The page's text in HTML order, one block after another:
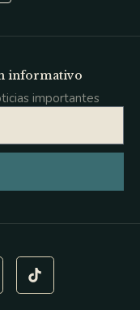
informativo
importantes